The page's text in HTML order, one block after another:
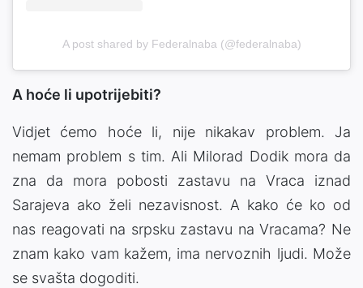
A post shared by Federalnaba (@federalnaba)
A hoće li upotrijebiti?
Vidjet ćemo hoće li, nije nikakav problem. Ja
nemam problem s tim. Ali Milorad Dodik mora da
zna da mora pobosti zastavu na Vraca iznad
Sarajeva ako želi nezavisnost. A kako će ko od
nas reagovati na srpsku zastavu na Vracama? Ne
znam kako vam kažem, ima nervoznih ljudi. Može
se svašta dogoditi.